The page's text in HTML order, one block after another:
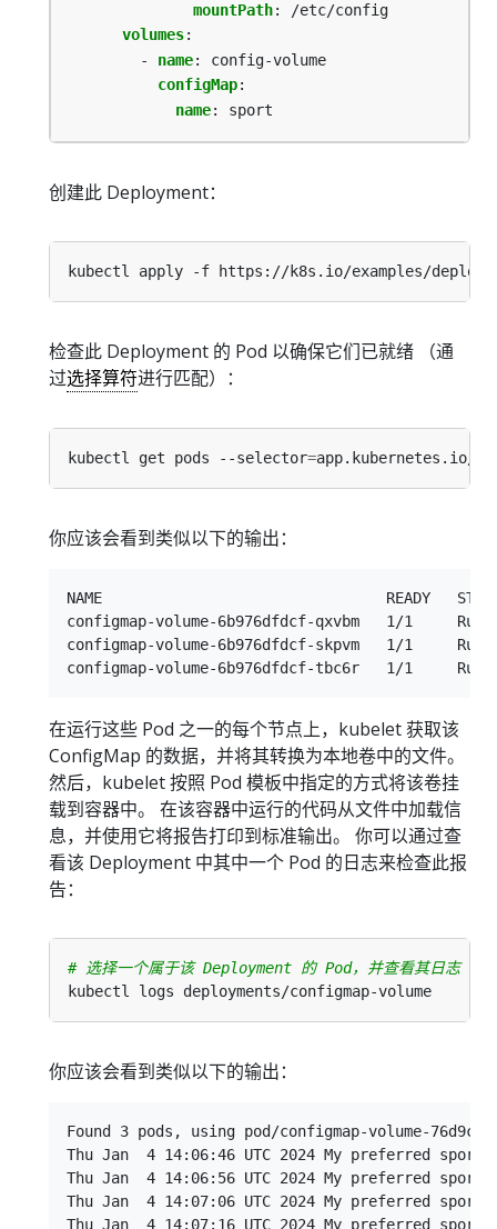
mountPath:
/etc/config
volumes:
- name:
config-volume
configMap:
name: sport
创建此 Deployment：
检查此 Deployment 的 Pod 以确保它们已就绪 （通
过选择算符进行匹配）：
kubectl get pods --selector=app.kubernetes.io/
你应该会看到类似以下的输出：
NAME                                READY   STATUS
configmap-volume-6b976dfdcf-qxvbm   1/1
configmap-volume-6b976dfdcf-skpvm   1/1
在运行这些 Pod 之一的每个节点上，kubelet 获取该
ConfigMap 的数据，并将其转换为本地卷中的文件。
然后，kubelet 按照 Pod 模板中指定的方式将该卷挂
载到容器中。 在该容器中运行的代码从文件中加载信
息，并使用它将报告打印到标准输出。 你可以通过查
看该 Deployment 中其中一个 Pod 的日志来检查此报
告：
# 选择一个属于该 Deployment 的 Pod，并查看其日志
你应该会看到类似以下的输出：
Found 3 pods, using pod/configmap-volume-
Thu Jan  4 14:06:46 UTC 2024 My preferred
Thu Jan  4 14:06:56 UTC 2024 My preferred
Thu Jan  4 14:07:06 UTC 2024 My preferred
Thu Jan  4 14:07:16 UTC 2024 My preferred